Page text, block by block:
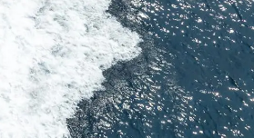
Bewerten Sie Ihr Boot